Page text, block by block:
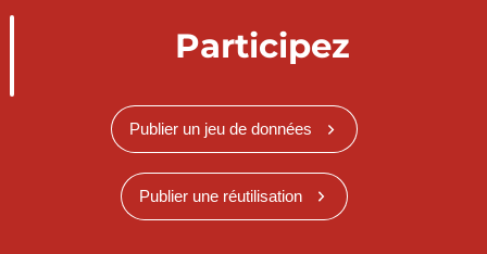
Participez
Publier un jeu de données
Publier une réutilisation